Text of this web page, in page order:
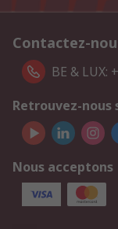
Contactez-
BE & LUX:
Retrouvez-nous
Nous acceptons